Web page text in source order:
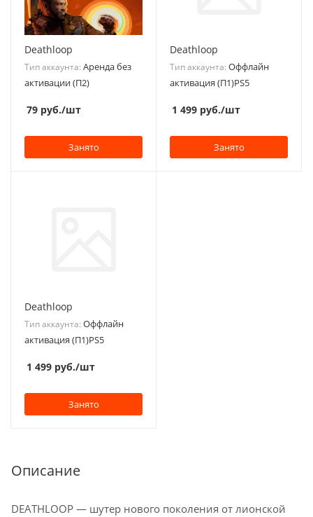
Deathloop
Тип аккаунта: Аренда без
активации (П2)
79 руб./шт
Занято
Deathloop
Тип аккаунта: Оффлайн
активация (П1)PS5
1 499 руб./шт
Занято
Deathloop
Тип аккаунта: Оффлайн
активация (П1)PS5
1 499 руб./шт
Занято
Описание
DEATHLOOP — шутер нового поколения от лионской